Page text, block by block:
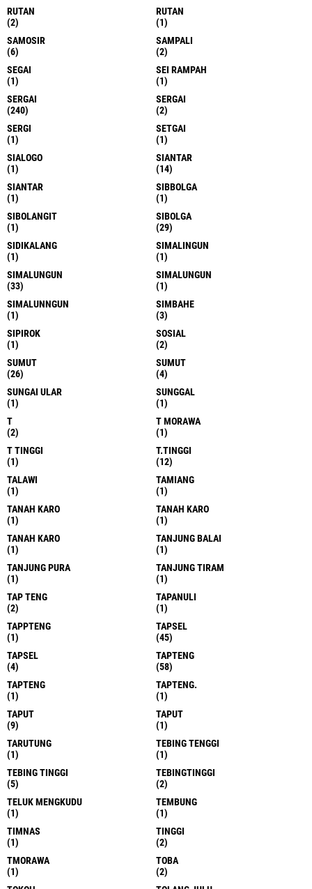
RUTAN
(2)
RUTAN
(1)
SAMOSIR
(6)
SAMPALI
(2)
SEGAI
(1)
SEI RAMPAH
(1)
SERGAI
(240)
SERGAI
(2)
SERGI
(1)
SETGAI
(1)
SIALOGO
(1)
SIANTAR
(14)
SIANTAR
(1)
SIBBOLGA
(1)
SIBOLANGIT
(1)
SIBOLGA
(29)
SIDIKALANG
(1)
SIMALINGUN
(1)
SIMALUNGUN
(33)
SIMALUNGUN
(1)
SIMALUNNGUN
(1)
SIMBAHE
(3)
SIPIROK
(1)
SOSIAL
(2)
SUMUT
(26)
SUMUT
(4)
SUNGAI ULAR
(1)
SUNGGAL
(1)
T
(2)
T MORAWA
(1)
T TINGGI
(1)
T.TINGGI
(12)
TALAWI
(1)
TAMIANG
(1)
TANAH KARO
(1)
TANAH KARO
(1)
TANAH KARO
(1)
TANJUNG BALAI
(1)
TANJUNG PURA
(1)
TANJUNG TIRAM
(1)
TAP TENG
(2)
TAPANULI
(1)
TAPPTENG
(1)
TAPSEL
(45)
TAPSEL
(4)
TAPTENG
(58)
TAPTENG
(1)
TAPTENG.
(1)
TAPUT
(9)
TAPUT
(1)
TARUTUNG
(1)
TEBING TENGGI
(1)
TEBING TINGGI
(5)
TEBINGTINGGI
(2)
TELUK MENGKUDU
(1)
TEMBUNG
(1)
TIMNAS
(1)
TINGGI
(2)
TMORAWA
(1)
TOBA
(2)